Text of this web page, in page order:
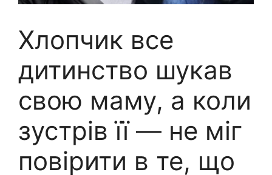
Хлопчик все
дитинство шукав
свою маму, а коли
зустрів її — не міг
повірити в те, що